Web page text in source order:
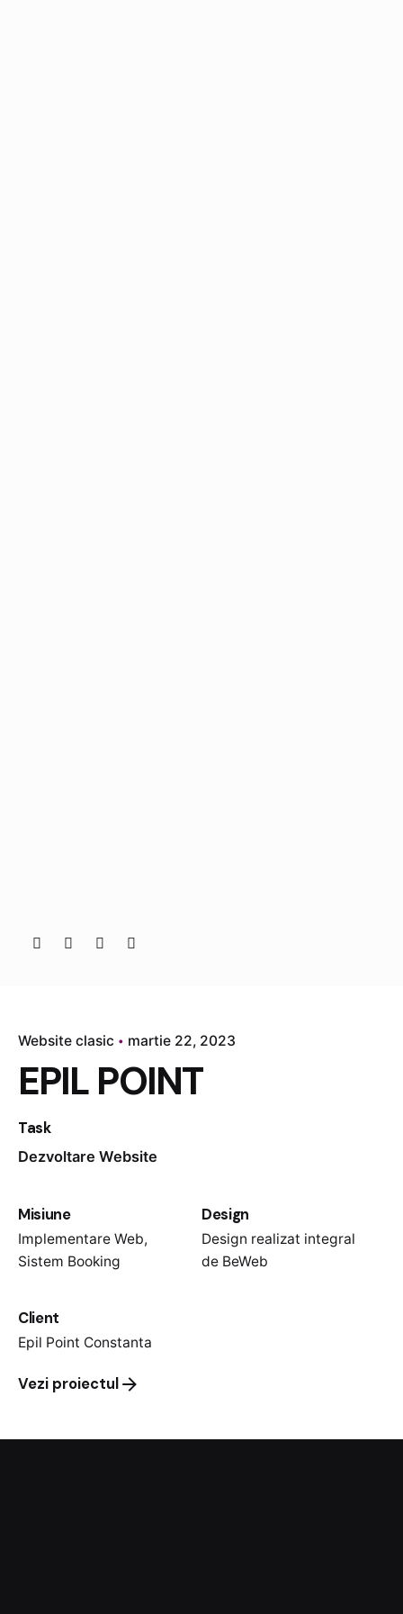
Website clasic martie 22, 2023
EPIL POINT
Task
Dezvoltare Website
Misiune
Implementare Web,
Sistem Booking
Design
Design realizat integral
de BeWeb
Client
Epil Point Constanta
Vezi proiectul